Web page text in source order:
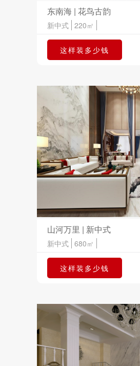
东南海 | 花鸟古韵
新中式 220㎡
这样装多少钱
山河万里 | 新中式
新中式 680㎡
这样装多少钱